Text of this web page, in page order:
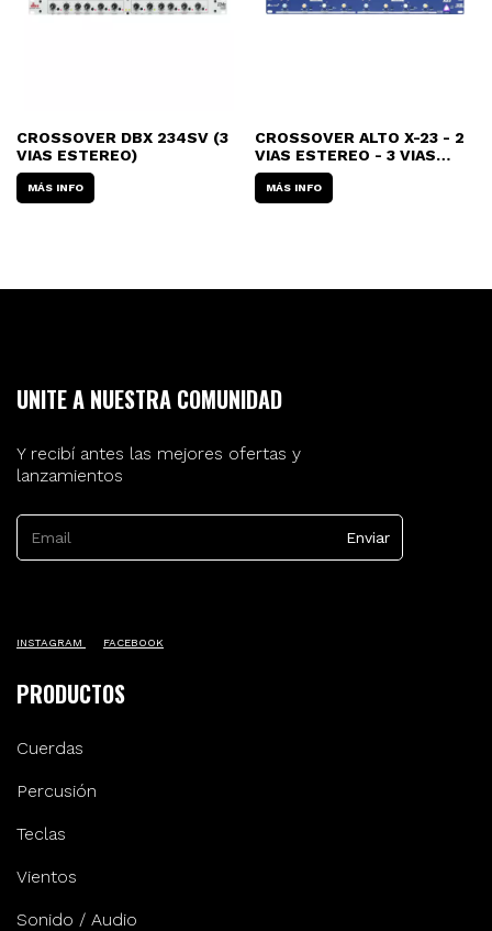
CROSSOVER DBX 234SV (3
VIAS ESTEREO)
MÁS INFO
CROSSOVER ALTO X-23 - 2
VIAS ESTEREO - 3 VIAS
MONO
MÁS INFO
UNITE A NUESTRA COMUNIDAD
Y recibí antes las mejores ofertas y
lanzamientos
INSTAGRAM FACEBOOK
PRODUCTOS
Cuerdas
Percusión
Teclas
Vientos
Sonido / Audio